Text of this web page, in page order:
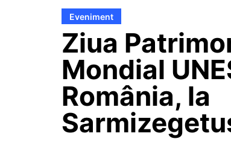
Eveniment
Ziua
Mondial
România, la